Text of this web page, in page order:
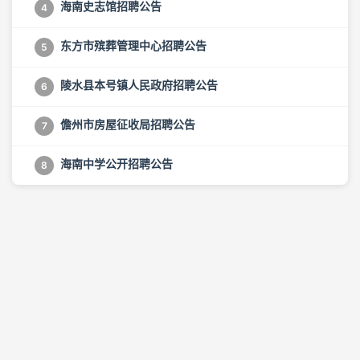
4 海南史志馆招聘公告
5 东方市殡葬管理中心招聘公告
6 陵水县本号镇人民政府招聘公告
7 儋州市房屋征收局招聘公告
8 海南中学公开招聘公告